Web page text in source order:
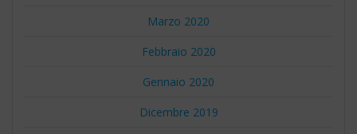
Marzo 2020
Febbraio 2020
Gennaio 2020
Dicembre 2019